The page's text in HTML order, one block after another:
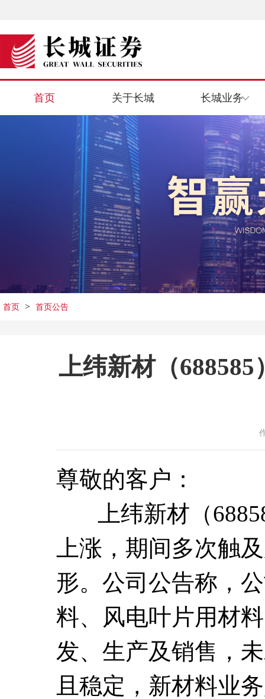
首页 关于长城 长城业务
首页 > 首页公告
上纬新材（
尊敬的客户：
上纬新材（
上涨，期间多次触
形。公司公告称，
料、风电叶片用材
发、生产及销售，
且稳定，新材料业